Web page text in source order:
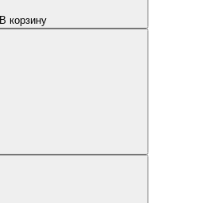
В корзину